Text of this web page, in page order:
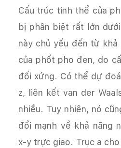
Cấu trúc tinh thể của
bị phân biệt rất lớn
này chủ yếu đến từ khả
của phốt pho đen, do
đối xứng. Có thể dự
z, liên kết van der
nhiều. Tuy nhiên, nó
đổi mạnh về khả năng
x-y trực giao. Trục a